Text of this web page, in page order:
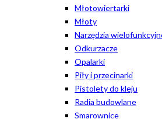
Młotowiertarki
Młoty
Narzędzia
Odkurzacze
Opalarki
Piły i przecinarki
Pistolety do kleju
Radia budowlane
Smarownice